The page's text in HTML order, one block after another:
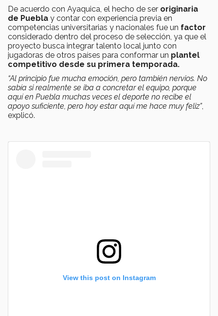
De acuerdo con Ayaquica, el hecho de ser originaria
de Puebla y contar con experiencia previa en
competencias universitarias y nacionales fue un factor
considerado dentro del proceso de selección, ya que el
proyecto busca integrar talento local junto con
jugadoras de otros países para conformar un plantel
competitivo desde su primera temporada.
“Al principio fue mucha emoción, pero también nervios. No
sabía si realmente se iba a concretar el equipo, porque
aquí en Puebla muchas veces el deporte no recibe el
apoyo suficiente, pero hoy estar aquí me hace muy feliz”,
explicó.
View this post on Instagram